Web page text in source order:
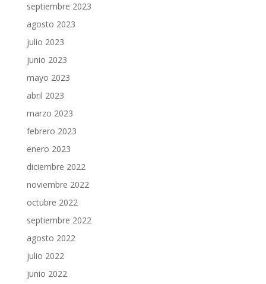
septiembre 2023
agosto 2023
julio 2023
junio 2023
mayo 2023
abril 2023
marzo 2023
febrero 2023
enero 2023
diciembre 2022
noviembre 2022
octubre 2022
septiembre 2022
agosto 2022
julio 2022
junio 2022